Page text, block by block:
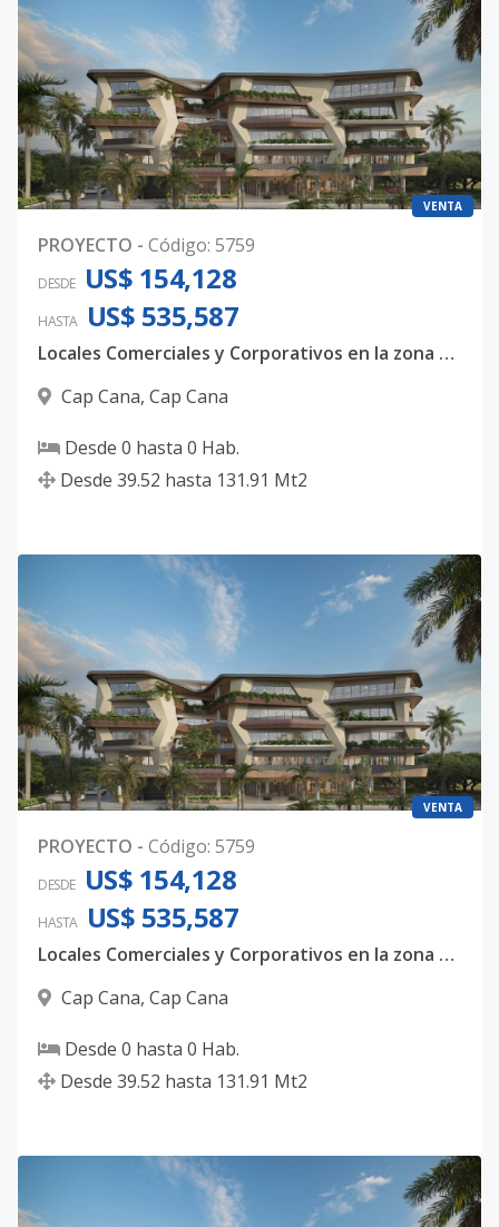
P02-07
Código6977-21
VENTA
PROYECTO - Código: 5759
DESDE US$ 154,128
HASTA US$ 535,587
Locales Comerciales y Corporativos en la zona más Luxury de Punta Cana
Cap Cana, Cap Cana
Desde 0 hasta 0 Hab.
Desde 39.52 hasta 131.91 Mt2
VENTA
PROYECTO - Código: 5759
DESDE US$ 154,128
HASTA US$ 535,587
Locales Comerciales y Corporativos en la zona más Luxury de Punta Cana
Cap Cana, Cap Cana
Desde 0 hasta 0 Hab.
Desde 39.52 hasta 131.91 Mt2